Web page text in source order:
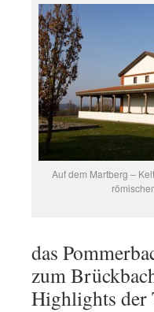
Auf dem Martberg –
das
zum
Highlights der